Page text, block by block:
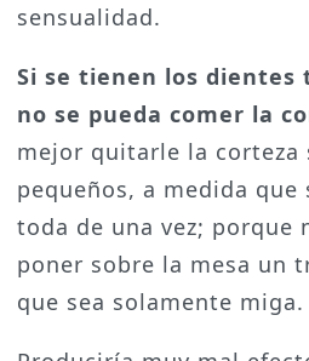
sensualidad.
Si se tienen los dientes
no se pueda comer la
mejor quitarle la corteza
pequeños, a medida que
toda de una vez; porque
poner sobre la mesa un
que sea solamente miga.